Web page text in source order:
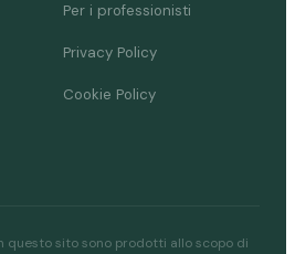
Per i professionisti
Privacy Policy
Cookie Policy
questo sito sono prodotti allo scopo di